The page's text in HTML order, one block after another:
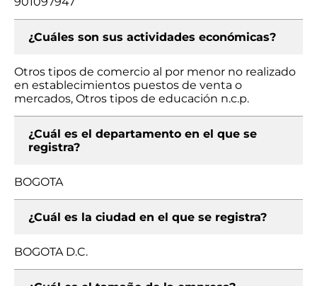
¿Cuáles son sus actividades económicas?
Otros tipos de comercio al por menor no realizado
en establecimientos puestos de venta o
mercados, Otros tipos de educación n.c.p.
¿Cuál es el departamento en el que se
registra?
BOGOTA
¿Cuál es la ciudad en el que se registra?
BOGOTA D.C.